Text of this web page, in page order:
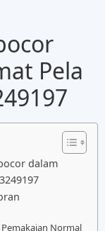
Pela
dalam
Normal